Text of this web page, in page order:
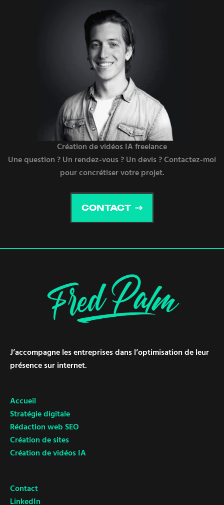
Création de vidéos IA freelance
Une question ? Un rendez-vous ? Un devis ? Contactez-moi
pour concrétiser votre projet.
CONTACT
J’accompagne les entreprises dans l’optimisation de leur
présence sur internet.
Accueil
Stratégie digitale
Rédaction web SEO
Création de sites
Création de vidéos IA
Contact
LinkedIn